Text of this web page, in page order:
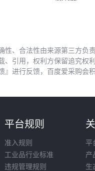
忽略电磁
压波动。若
准，避免机
时需逐步提
速度，也要
需要高柔性
件的方案；
、合法性由来源第三方负
引用，权利方保留追究权利
进行反馈，百度爱采购会积
平台规则
准入规则
工业品行业标准
违规管理规则
平
产
生